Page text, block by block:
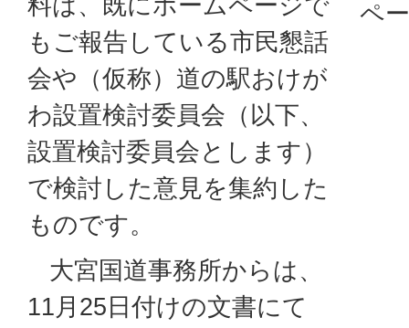
ペ
もご報告している市民懇話
会や（仮称）道の駅おけが
わ設置検討委員会（以下、
設置検討委員会とします）
で検討した意見を集約した
ものです。
大宮国道事務所からは、
11月25日付けの文書にて